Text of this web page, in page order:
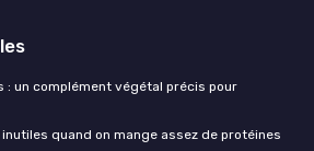
: un complément végétal précis pour
quand on mange assez de protéines